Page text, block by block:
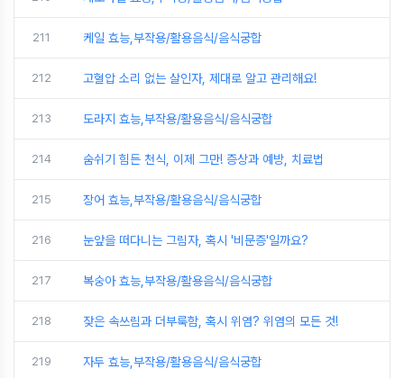
211 케일 효능,부작용/활용음식/음식궁합
212 고혈압 소리 없는 살인자, 제대로 알고 관리해요!
213 도라지 효능,부작용/활용음식/음식궁합
214 숨쉬기 힘든 천식, 이제 그만! 증상과 예방, 치료법
215 장어 효능,부작용/활용음식/음식궁합
216 눈앞을 떠다니는 그림자, 혹시 '비문증'일까요?
217 복숭아 효능,부작용/활용음식/음식궁합
218 잦은 속쓰림과 더부룩함, 혹시 위염? 위염의 모든 것!
219 자두 효능,부작용/활용음식/음식궁합